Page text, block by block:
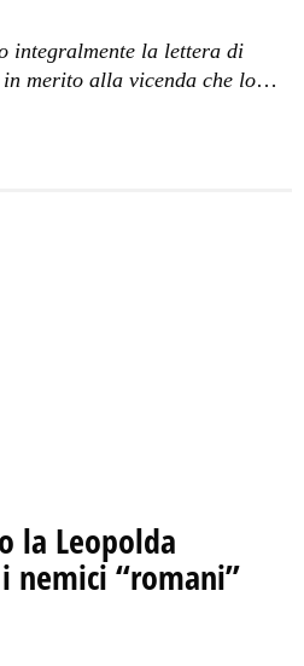
integralmente la lettera di
merito alla vicenda che lo
la Leopolda
nemici “romani”